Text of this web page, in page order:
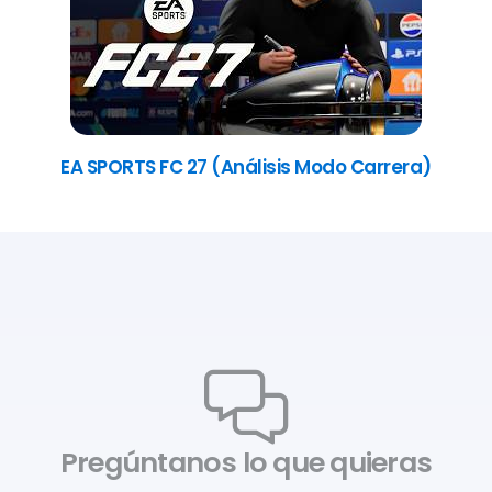
EA SPORTS FC 27 (Análisis Modo Carrera)
Pregúntanos lo que quieras